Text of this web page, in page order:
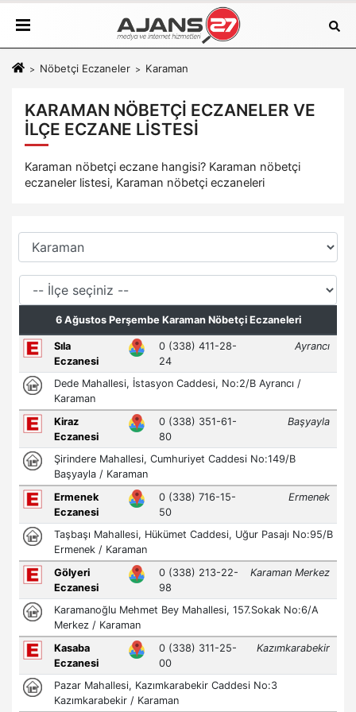
Nöbetçi Eczaneler Karaman
KARAMAN NÖBETÇI ECZANELER VE
İLÇE ECZANE LISTESI
Karaman nöbetçi eczane hangisi? Karaman nöbetçi
eczaneler listesi, Karaman nöbetçi eczaneleri